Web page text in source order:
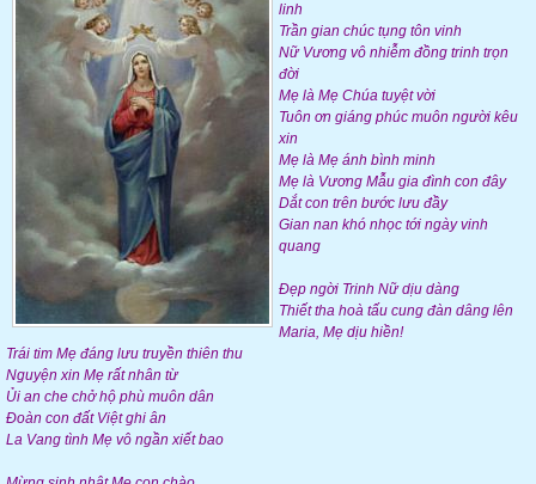
linh
Trần gian chúc tụng tôn vinh
Nữ Vương vô nhiễm đồng trinh trọn
đời
Mẹ là Mẹ Chúa tuyệt vời
Tuôn ơn giáng phúc muôn người kêu
xin
Mẹ là Mẹ ánh bình minh
Mẹ là Vương Mẫu gia đình con đây
Dắt con trên bước lưu đầy
Gian nan khó nhọc tới ngày vinh
quang
Đẹp ngời Trinh Nữ dịu dàng
Thiết tha hoà tấu cung đàn dâng lên
Maria, Mẹ dịu hiền!
Trái tim Mẹ đáng lưu truyền thiên thu
Nguyện xin Mẹ rất nhân từ
Ủi an che chở hộ phù muôn dân
Đoàn con đất Việt ghi ân
La Vang tình Mẹ vô ngần xiết bao